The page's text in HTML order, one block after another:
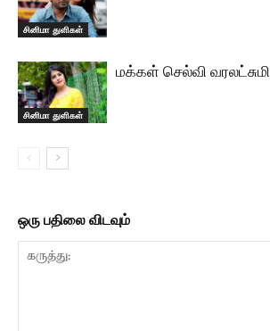
சினிமா துளிகள்
சினிமா துளிகள்
மக்கள் செல்வி வரலட்சுமி
ஒரு பதிலை விடவும்